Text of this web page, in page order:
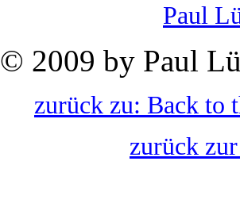
Paul
© 2009 by Paul
zurück zu: Back to
zurück